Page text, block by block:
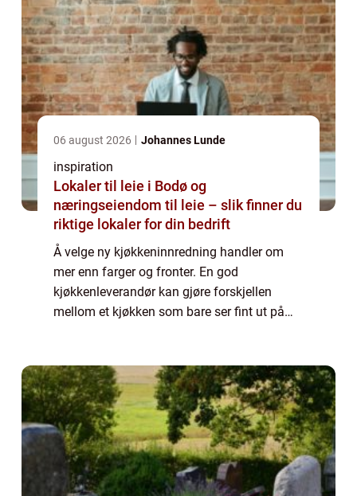
06 august 2026 Johannes Lunde
inspiration
Lokaler til leie i Bodø og
næringseiendom til leie – slik finner du
riktige lokaler for din bedrift
Å velge ny kjøkkeninnredning handler om
mer enn farger og fronter. En god
kjøkkenleverandør kan gjøre forskjellen
mellom et kjøkken som bare ser fint ut på
faktisk øker ve...